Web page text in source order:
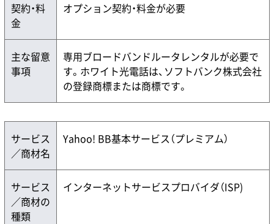
契約・料
金
オプション契約・料金が必要
主な留意
事項
専用ブロードバンドルータレンタルが必要で
す。ホワイト光電話は、ソフトバンク株式会社
の登録商標または商標です。
サービス
／商材名
Yahoo! BB基本サービス（プレミアム）
サービス
／商材の
種類
インターネットサービスプロバイダ（ISP)